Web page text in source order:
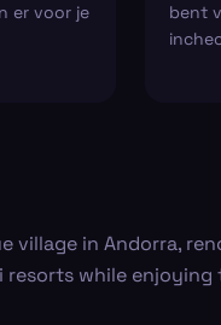
er voor je
bent
village in Andorra,
resorts while